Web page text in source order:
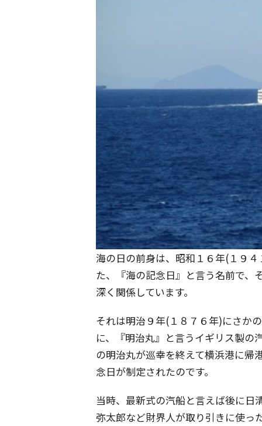
海の日の前身は、昭和１６年(１９
た、『海の記念日』と言う名前で、
深く関係しています。
それは明治９年(１８７６年)にさか
に、『明治丸』と言うイギリス製の
の明治丸が巡幸を終えて横浜港に帰
念日が制定されたのです。
当時、最新式の汽船と言えば後に日
弥太郎など財界人が取り引きに使っ